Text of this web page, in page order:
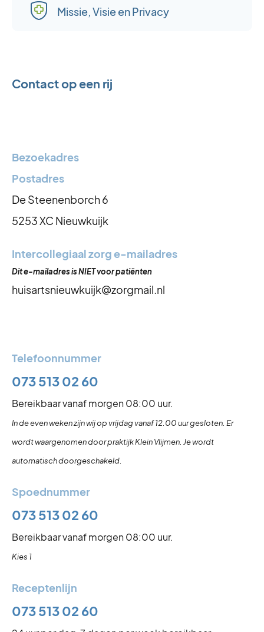
Missie, Visie en Privacy
Contact op een rij
Bezoekadres
Postadres
De Steenenborch 6
5253 XC Nieuwkuijk
Intercollegiaal zorg e-mailadres
Dit e-mailadres is NIET voor patiënten
huisartsnieuwkuijk@zorgmail.nl
Telefoonnummer
073 513 02 60
Bereikbaar vanaf morgen 08:00 uur.
In de even weken zijn wij op vrijdag vanaf 12.00 uur gesloten. Er
wordt waargenomen door praktijk Klein Vlijmen. Je wordt
automatisch doorgeschakeld.
Spoednummer
073 513 02 60
Bereikbaar vanaf morgen 08:00 uur.
Kies 1
Receptenlijn
073 513 02 60